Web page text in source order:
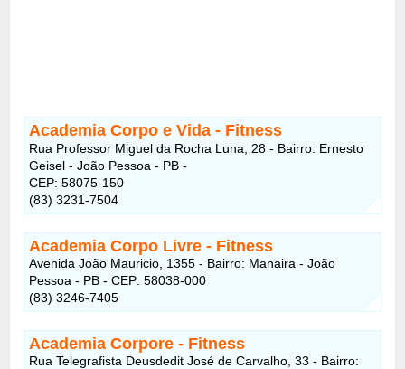
Academia Corpo e Vida - Fitness
Rua Professor Miguel da Rocha Luna, 28 - Bairro: Ernesto
Geisel - João Pessoa - PB -
CEP: 58075-150
(83) 3231-7504
Academia Corpo Livre- Fitness
Avenida João Mauricio, 1355 - Bairro: Manaira - João
Pessoa - PB - CEP: 58038-000
(83) 3246-7405
Academia Corpore- Fitness
Rua Telegrafista Deusdedit José de Carvalho, 33 - Bairro: